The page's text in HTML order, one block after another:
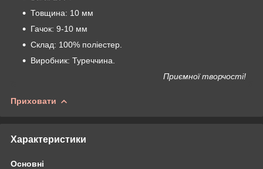
Товщина: 10 мм
Гачок: 9-10 мм
Склад: 100% поліестер.
Виробник: Туреччина.
Приємної творчості!
Приховати
Характеристики
Основні